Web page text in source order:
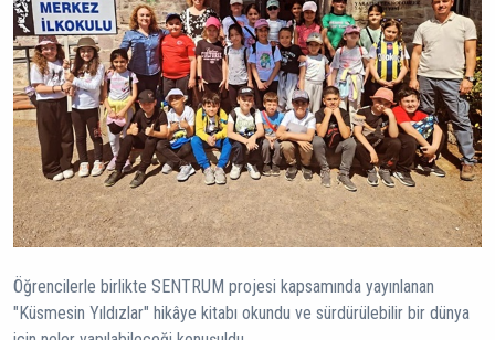
Öğrencilerle birlikte SENTRUM projesi kapsamında yayınlanan
"Küsmesin Yıldızlar" hikâye kitabı okundu ve sürdürülebilir bir dünya